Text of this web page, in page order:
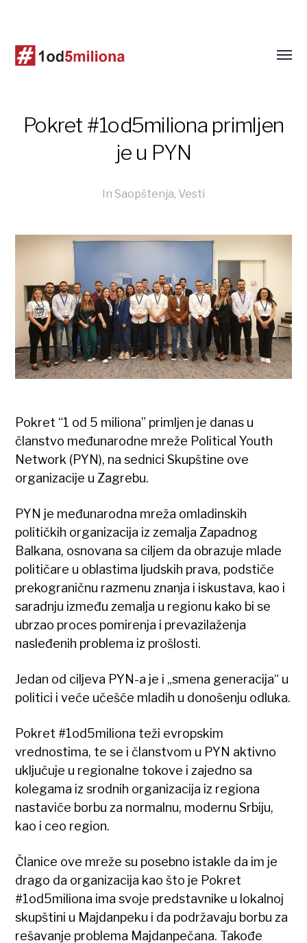
Pokret #1od5miliona primljen
je u PYN
In Saopštenja, Vesti
Pokret “1 od 5 miliona” primljen je danas u
članstvo međunarodne mreže Political Youth
Network (PYN), na sednici Skupštine ove
organizacije u Zagrebu.
PYN je međunarodna mreža omladinskih
političkih organizacija iz zemalja Zapadnog
Balkana, osnovana sa ciljem da obrazuje mlade
političare u oblastima ljudskih prava, podstiče
prekograničnu razmenu znanja i iskustava, kao i
saradnju između zemalja u regionu kako bi se
ubrzao proces pomirenja i prevazilaženja
nasleđenih problema iz prošlosti.
Jedan od ciljeva PYN-a je i „smena generacija“ u
politici i veće učešće mladih u donošenju odluka.
Pokret #1od5miliona teži evropskim
vrednostima, te se i članstvom u PYN aktivno
uključuje u regionalne tokove i zajedno sa
kolegama iz srodnih organizacija iz regiona
nastaviće borbu za normalnu, modernu Srbiju,
kao i ceo region.
Članice ove mreže su posebno istakle da im je
drago da organizacija kao što je Pokret
#1od5miliona ima svoje predstavnike u lokalnoj
skupštini u Majdanpeku i da podržavaju borbu za
rešavanje problema Majdanpečana. Takođe